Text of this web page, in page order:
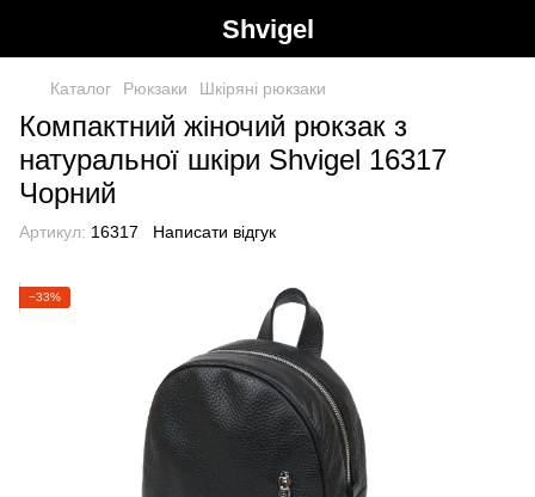
Shvigel
Каталог Рюкзаки Шкіряні рюкзаки
Компактний жіночий рюкзак з
натуральної шкіри Shvigel 16317
Чорний
Артикул: 16317 Написати відгук
−33%